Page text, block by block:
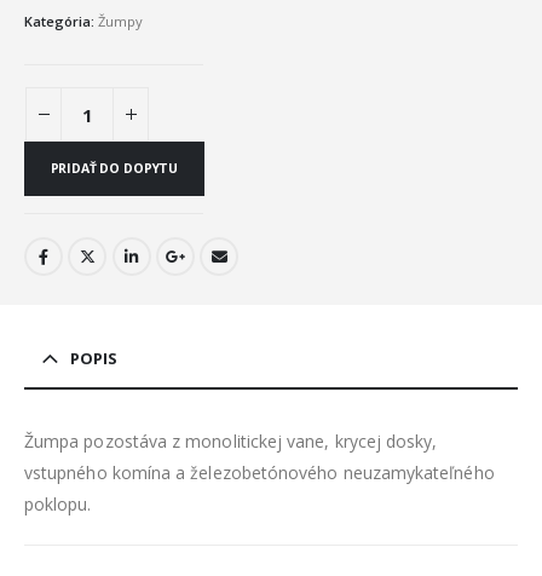
Kategória: Žumpy
PRIDAŤ DO DOPYTU
POPIS
Žumpa pozostáva z monolitickej vane, krycej dosky,
vstupného komína a železobetónového neuzamykateľného
poklopu.